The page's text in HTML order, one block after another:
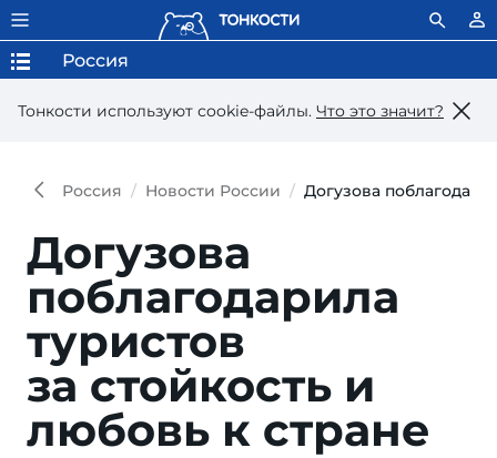
Тонкости используют сookie-файлы. Что это значит?
Россия
Россия Новости России Догузова
Догузова
поблагодарила
туристов
за стойкость и
любовь к стране